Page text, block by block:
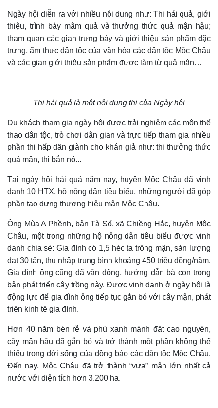
Ngày hội diễn ra với nhiều nội dung như: Thi hái quả, giới
thiệu, trình bày mâm quả và thưởng thức quả mận hậu;
tham quan các gian trưng bày và giới thiệu sản phẩm đặc
trưng, ẩm thực dân tộc của văn hóa các dân tộc Mộc Châu
và các gian giới thiệu sản phẩm được làm từ quả mận…
Thi hái quả là một nội dung thi của Ngày hội
Du khách tham gia ngày hội được trải nghiệm các môn thể
thao dân tộc, trò chơi dân gian và trực tiếp tham gia nhiều
phần thi hấp dẫn giành cho khán giả như: thi thưởng thức
quả mận, thi bắn nỏ...
Tại ngày hội hái quả năm nay, huyện Mộc Châu đã vinh
danh 10 HTX, hộ nông dân tiêu biểu, những người đã góp
phần tạo dựng thương hiệu mận Mộc Châu.
Ông Mùa A Phềnh, bản Tà Số, xã Chiềng Hắc, huyện Mộc
Châu, một trong những hộ nông dân tiêu biểu được vinh
danh chia sẻ: Gia đình có 1,5 héc ta trồng mận, sản lượng
đạt 30 tấn, thu nhập trung bình khoảng 450 triệu đồng/năm.
Gia đình ông cũng đã vận động, hướng dẫn bà con trong
bản phát triển cây trồng này. Được vinh danh ở ngày hội là
động lựcđể gia đình ông tiếp tục gắn bó với cây mận, phát
triển kinh tế gia đình.
Hơn 40 năm bén rễ và phủ xanh mảnh đất cao nguyên,
cây mận hậu đã gắn bó và trở thành một phần không thể
thiếu trong đời sống của đồng bào các dân tộc Mộc Châu.
Đến nay, Mộc Châu đã trở thành “vựa” mận lớn nhất cả
nước với diện tích hơn 3.200 ha.